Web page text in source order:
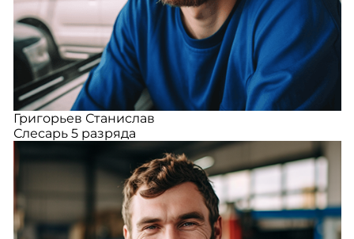
Григорьев Станислав
Слесарь 5 разряда